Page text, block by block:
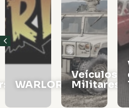
WARLORD
Veículos
Militares